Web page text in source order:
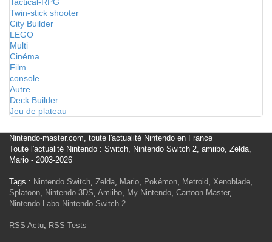
Twin-stick shooter
City Builder
LEGO
Multi
Cinéma
Film
console
Autre
Deck Builder
Jeu de plateau
Nintendo-master.com, toute l'actualité Nintendo en France
Toute l'actualité Nintendo : Switch, Nintendo Switch 2, amiibo, Zelda,
Mario - 2003-2026
Tags : Nintendo Switch, Zelda, Mario, Pokémon, Metroid, Xenoblade,
Splatoon, Nintendo 3DS, Amiibo, My Nintendo, Cartoon Master,
Nintendo Labo Nintendo Switch 2
RSS Actu, RSS Tests